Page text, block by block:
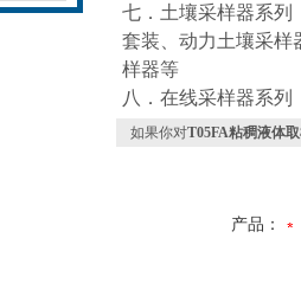
七．土壤采样器系列
套装、动力土壤采样
样器等
八．在线采样器系
如果你对T05FA粘稠液体
产品：